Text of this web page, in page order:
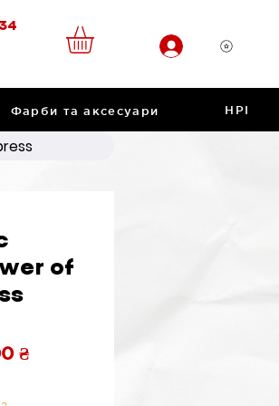
Фарби та аксесуари НРІ
of
₴За